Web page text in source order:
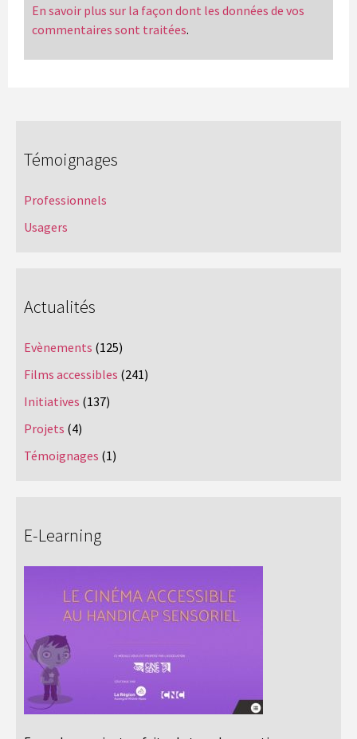
En savoir plus sur la façon dont les données de vos
commentaires sont traitées.
Témoignages
Professionnels
Usagers
Actualités
Evènements (125)
Films accessibles (241)
Initiatives (137)
Projets (4)
Témoignages (1)
E-Learning